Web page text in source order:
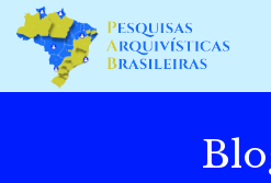
para
conteúdo